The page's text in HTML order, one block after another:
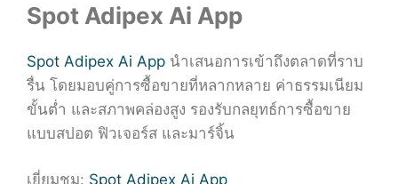
Spot Adipex Ai App
Spot Adipex Ai App นำเสนอการเข้าถึงตลาดที่ราบ
รื่น โดยมอบคู่การซื้อขายที่หลากหลาย ค่าธรรมเนียม
ขั้นต่ำ และสภาพคล่องสูง รองรับกลยุทธ์การซื้อขาย
แบบสปอต ฟิวเจอร์ส และมาร์จิ้น
เยี่ยมชม: Spot Adipex Ai App